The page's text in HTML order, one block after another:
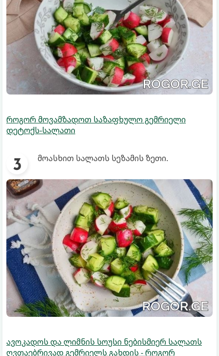
როგორ მოვამზადოთ საზაფხულო გემრიელი
დეტოქს-სალათი
მოასხით სალათს სეზამის ზეთი.
ავოკადოს და ლიმნის სოუსი ნებისმიერ სალათს
ღვთაებრივად გემრიელს გახდის - როგორ